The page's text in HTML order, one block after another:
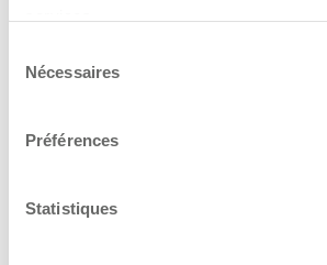
Nécessaires
Préférences
Statistiques